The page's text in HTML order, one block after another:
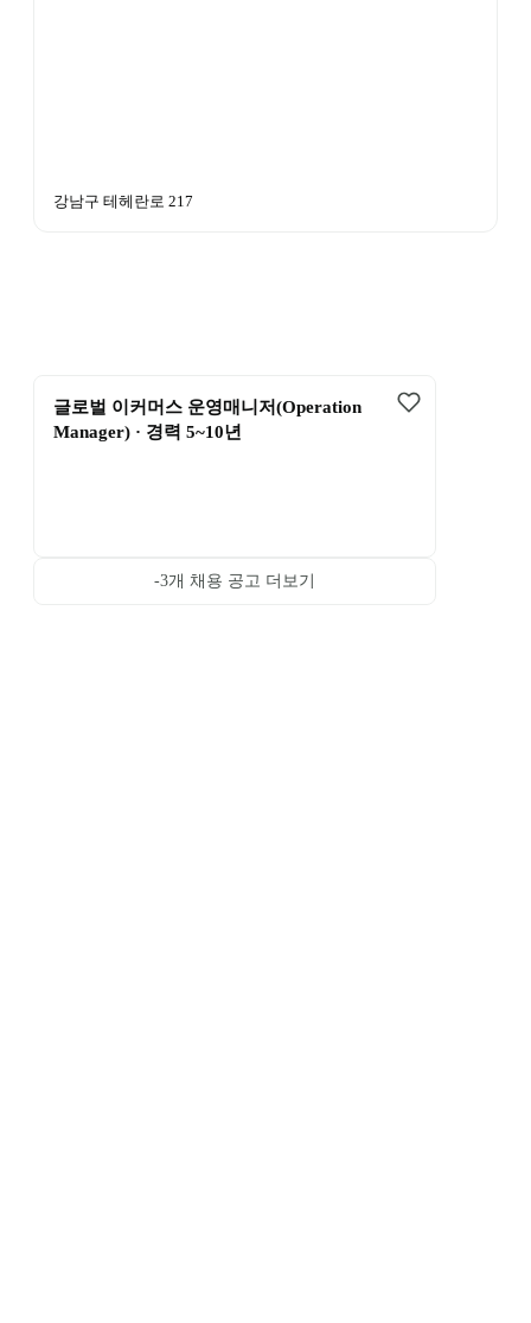
강남구 테헤란로 217
글로벌 이커머스 운영매니저(Operation
Manager) · 경력 5~10년
-3개 채용 공고 더보기